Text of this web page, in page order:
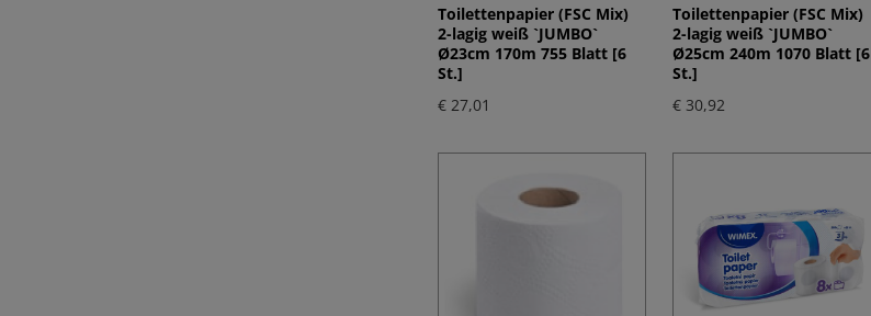
Toilettenpapier (FSC Mix)
2-lagig weiß `JUMBO`
Ø23cm 170m 755 Blatt [6
St.]
€ 27,01
Toilettenpapier (FSC Mix)
2-lagig weiß `JUMBO`
Ø25cm 240m 1070 Blatt [6
St.]
€ 30,92